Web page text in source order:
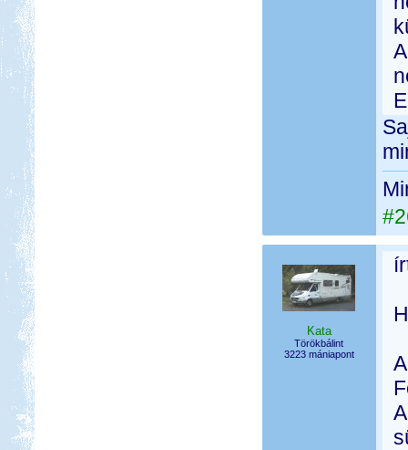
Kata
Törökbálint
3223 mániapont